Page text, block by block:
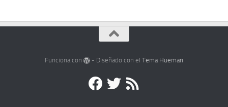
Funciona con - Diseñado con elTema Hueman